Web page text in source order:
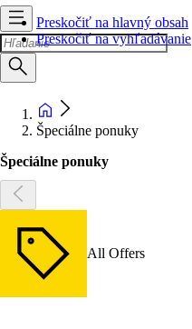
Preskočiť na hlavný obsah
Preskočiť na vyhľadávanie
Špeciálne ponuky
Špeciálne ponuky
All Offers